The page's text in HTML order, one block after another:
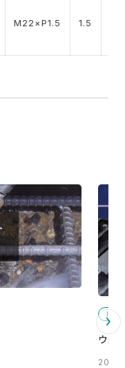
M22×P1.5 1.5
技術
ウォ